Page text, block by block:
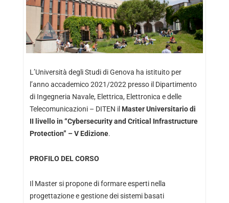
L’Università degli Studi di Genova ha istituito per
l’anno accademico 2021/2022 presso il Dipartimento
di Ingegneria Navale, Elettrica, Elettronica e delle
Telecomunicazioni – DITEN il Master Universitario di
II livello in “Cybersecurity and Critical Infrastructure
Protection” – V Edizione.
PROFILO DEL CORSO
Il Master si propone di formare esperti nella
progettazione e gestione dei sistemi basati